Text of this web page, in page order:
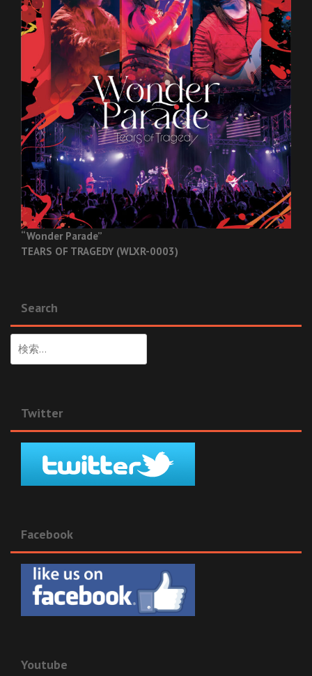
“Wonder Parade”
TEARS OF TRAGEDY (WLXR-0003)
Search
索:
Twitter
Facebook
Youtube